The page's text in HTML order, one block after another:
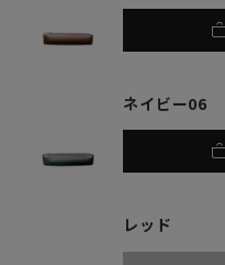
ネイビー06
レッド